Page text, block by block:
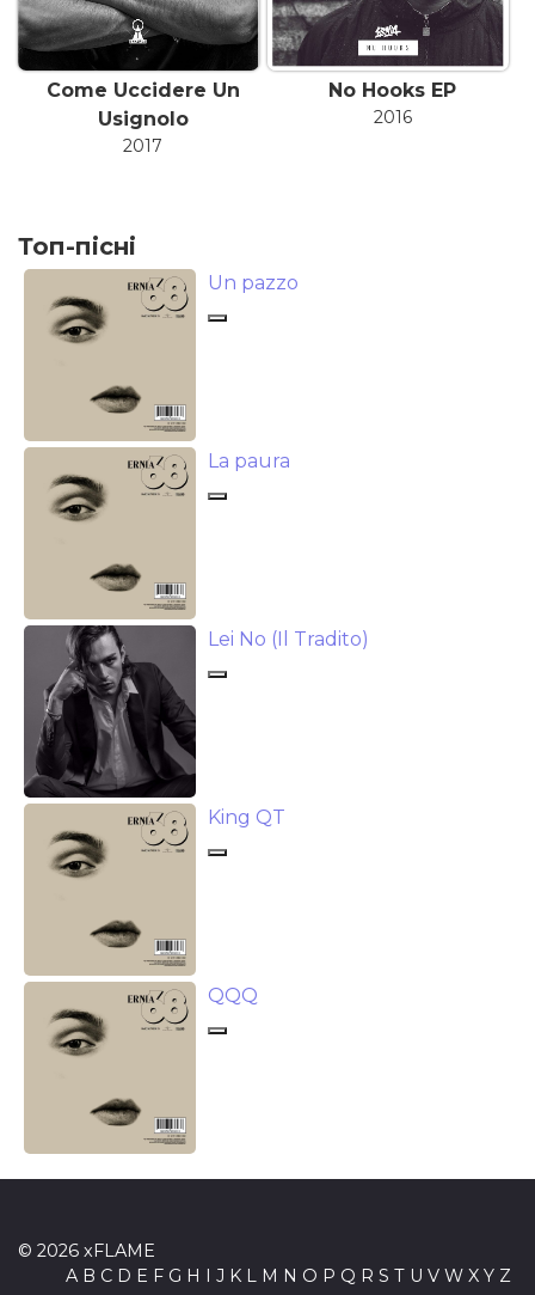
Come Uccidere Un
Usignolo
2017
No Hooks EP
2016
Топ-пісні
Un pazzo
La paura
Lei No (Il Tradito)
King QT
QQQ
© 2026 xFLAME
A B C D E F G H I J K L M N O P Q R S T U V W X Y Z